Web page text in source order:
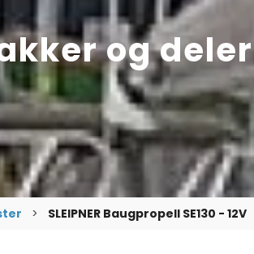
og deler
> SLEIPNER Baugpropell SE130 - 12V